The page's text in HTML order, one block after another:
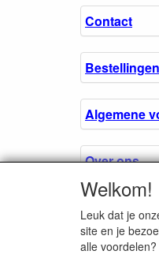
Contact
Algemene
Over ons.
Leuk dat je
site en je
alle